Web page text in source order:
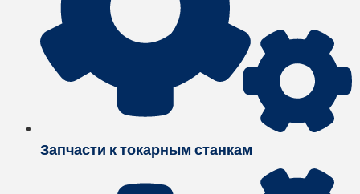
Запчасти к токарным станкам